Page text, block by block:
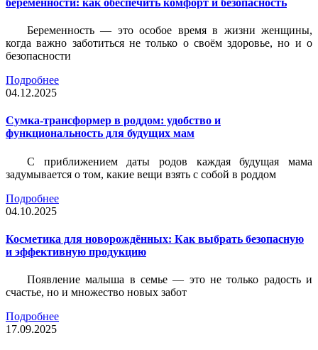
Беременность — это особое время в жизни женщины,
когда важно заботиться не только о своём здоровье, но и о
безопасности
Подробнее
04.12.2025
Сумка-трансформер в роддом: удобство и
функциональность для будущих мам
С приближением даты родов каждая будущая мама
задумывается о том, какие вещи взять с собой в роддом
Подробнее
04.10.2025
Косметика для новорождённых: Как выбрать безопасную
и эффективную продукцию
Появление малыша в семье — это не только радость и
счастье, но и множество новых забот
Подробнее
17.09.2025